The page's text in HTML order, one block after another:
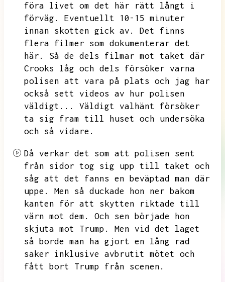
föra livet om det här rätt långt i
förväg.
Eventuellt
10-15 minuter
innan skotten gick av.
Det finns
flera filmer som dokumenterar det
här.
Så de dels filmar mot taket där
Crooks låg och dels försöker varna
polisen att vara på plats och jag har
också sett videos av hur polisen
väldigt...
Väldigt valhänt försöker
ta sig fram till huset och undersöka
och så vidare.
Då verkar det som att polisen sent
från sidor tog sig upp till taket och
såg att det fanns en beväptad man där
uppe.
Men så duckade hon ner bakom
kanten för att skytten riktade till
värn mot dem.
Och sen började hon
skjuta mot Trump.
Men vid det laget
så borde man ha gjort en lång rad
saker inklusive avbrutit mötet och
fått bort
Trump från scenen.